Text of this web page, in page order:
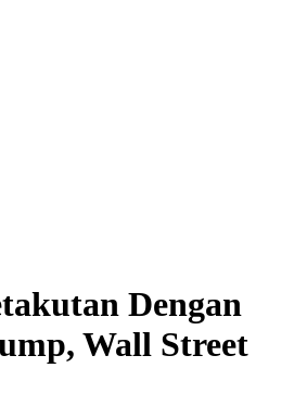
Dengan
Wall Street